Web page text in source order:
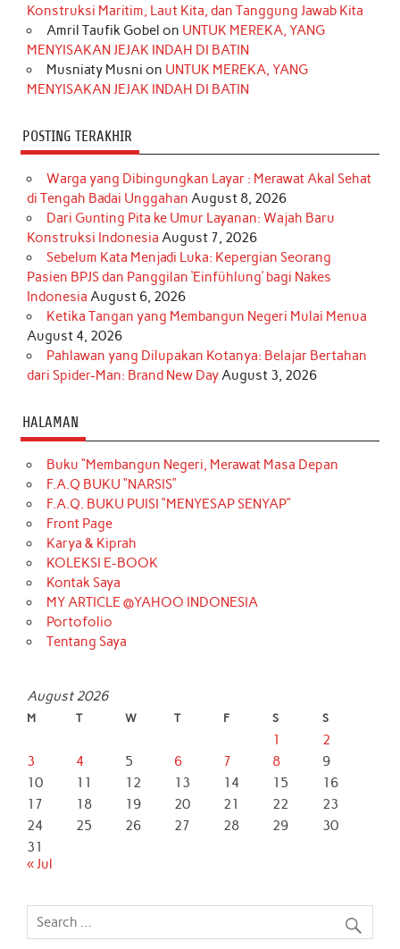
k
a
m
s
t
n
Konstruksi Maritim, Laut Kita, dan Tanggung Jawab Kita
Amril Taufik Gobel on UNTUK MEREKA, YANG
MENYISAKAN JEJAK INDAH DI BATIN
Musniaty Musni on UNTUK MEREKA, YANG
MENYISAKAN JEJAK INDAH DI BATIN
POSTING TERAKHIR
Warga yang Dibingungkan Layar : Merawat Akal Sehat
di Tengah Badai Unggahan August 8, 2026
Dari Gunting Pita ke Umur Layanan: Wajah Baru
Konstruksi Indonesia August 7, 2026
Sebelum Kata Menjadi Luka: Kepergian Seorang
Pasien BPJS dan Panggilan ‘Einfühlung’ bagi Nakes
Indonesia August 6, 2026
Ketika Tangan yang Membangun Negeri Mulai Menua
August 4, 2026
Pahlawan yang Dilupakan Kotanya: Belajar Bertahan
dari Spider-Man: Brand New DayAugust 3, 2026
HALAMAN
Buku “Membangun Negeri, Merawat Masa Depan
F.A.Q BUKU “NARSIS”
F.A.Q. BUKU PUISI “MENYESAP SENYAP”
Front Page
Karya & Kiprah
KOLEKSI E-BOOK
Kontak Saya
MY ARTICLE @YAHOO INDONESIA
Portofolio
Tentang Saya
August 2026
M T W T F S S
1
2
3
4 5 6 7 8
9
10
11 12 13 14 15
16
17
18 19 20 21 22
23
24
25 26 27 28 29
30
31
« Jul